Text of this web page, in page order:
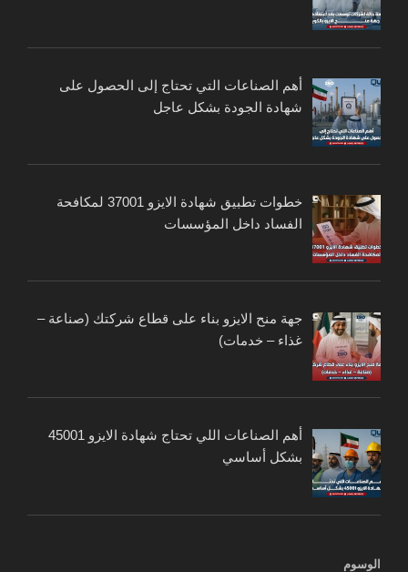
أهم الصناعات التي تحتاج إلى الحصول على
شهادة الجودة بشكل عاجل
خطوات تطبيق شهادة الايزو 37001 لمكافحة
الفساد داخل المؤسسات
جهة منح الايزو بناء على قطاع شركتك (صناعة –
غذاء – خدمات)
أهم الصناعات اللي تحتاج شهادة الايزو 45001
بشكل أساسي
الوسوم